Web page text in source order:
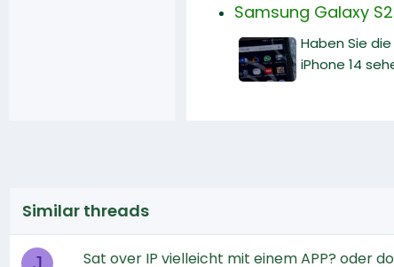
Samsung Galaxy
Haben Sie
iPhone 14
Similar threads
Sat over IP vielleicht mit einem APP? oder